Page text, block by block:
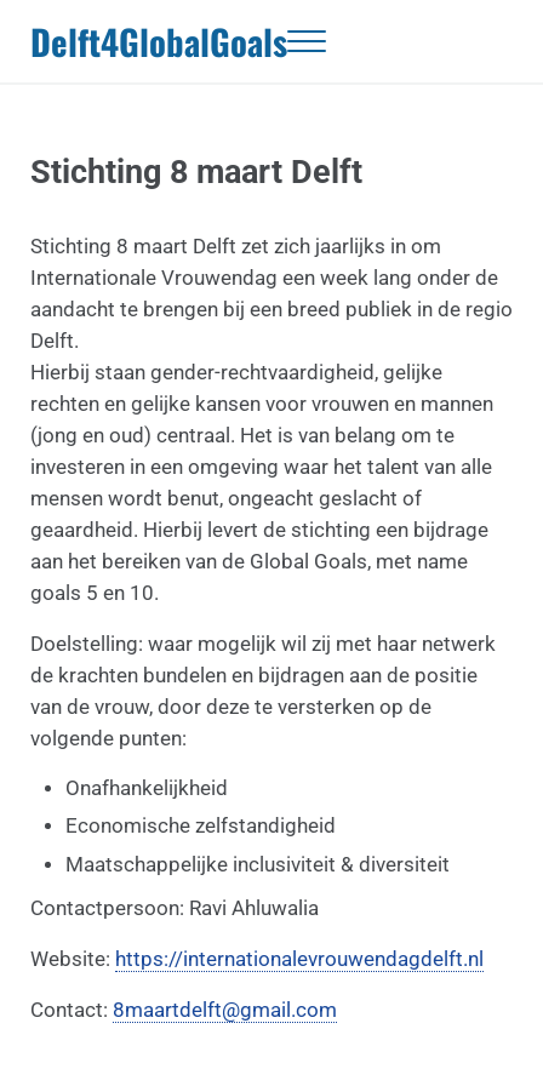
Delft4GlobalGoals Menu
Stichting 8 maart Delft
Stichting 8 maart Delft zet zich jaarlijks in om
Internationale Vrouwendag een week lang onder de
aandacht te brengen bij een breed publiek in de regio
Delft.
Hierbij staan gender-rechtvaardigheid, gelijke
rechten en gelijke kansen voor vrouwen en mannen
(jong en oud) centraal. Het is van belang om te
investeren in een omgeving waar het talent van alle
mensen wordt benut, ongeacht geslacht of
geaardheid. Hierbij levert de stichting een bijdrage
aan het bereiken van de Global Goals, met name
goals 5 en 10.
Doelstelling: waar mogelijk wil zij met haar netwerk
de krachten bundelen en bijdragen aan de positie
van de vrouw, door deze te versterken op de
volgende punten:
Onafhankelijkheid
Economische zelfstandigheid
Maatschappelijke inclusiviteit & diversiteit
Contactpersoon: Ravi Ahluwalia
Website: https://internationalevrouwendagdelft.nl
Contact: 8maartdelft@gmail.com